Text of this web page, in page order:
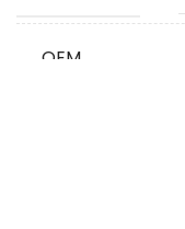
OEM